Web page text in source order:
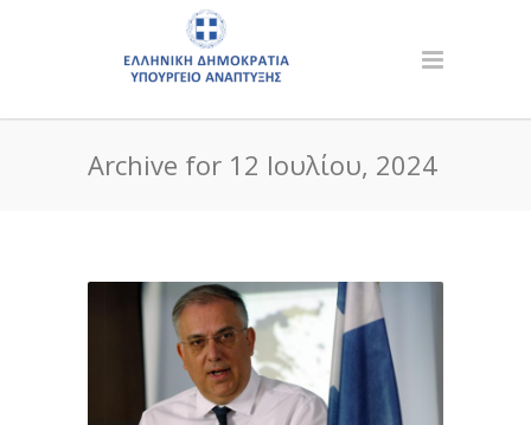
Archive for 12 Ιουλίου, 2024